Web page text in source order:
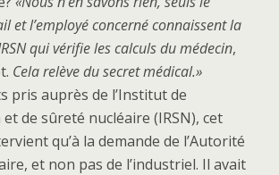
et l’employé concerné connaissent la
qui vérifie les calculs du médecin,
Cela relève du secret médical.»
pris auprès de l’Institut de
de sûreté nucléaire (IRSN), cet
qu’à la demande de l’Autorité
et non pas de l’industriel. Il avait